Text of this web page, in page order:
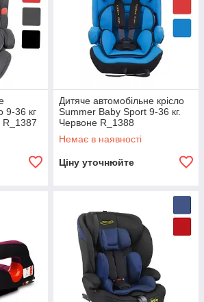
9-36 кг
R_1387
Дитяче автомобільне крісло
Summer Baby Sport 9-36 кг.
Червоне R_1388
Немає в наявності
Ціну уточнюйте